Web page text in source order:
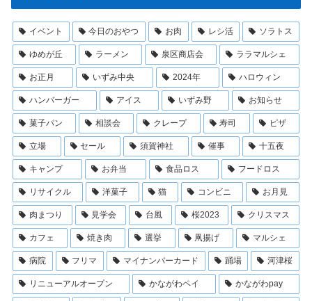
イベント 今日のおやつ お肉 レシ活 ソラトス
ゆめが丘 ラーメン 泉区商店会 ララマルシェ
お正月 いずみ中央 2024年 ハロウィン
ハンバーガー アイス いずみ野 お知らせ
菓子パン 相談会 クレープ 寿司 ピザ
立場 セール 須賀神社 催事 十五夜
キャンプ お弁当 食品ロス フードロス
リサイクル 洋菓子 猫 コンビニ お月見
肉まつり 見学会 台風 桜2023 クリスマス
カフェ 焼き肉 選挙 凧揚げ マルシェ
病院 フリマ マイナンバーカード 踊場 河津桜
リニューアルオープン かながわペイ かながわpay